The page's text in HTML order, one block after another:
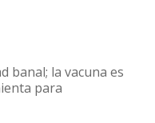
banal; la vacuna es
para